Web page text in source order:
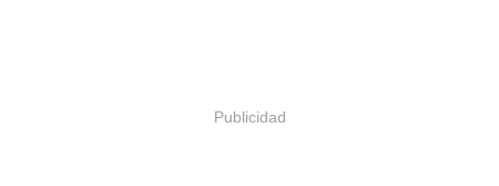
Publicidad